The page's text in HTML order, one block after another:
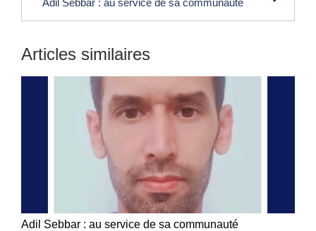
Articles similaires
Adil Sebbar : au service de sa communauté